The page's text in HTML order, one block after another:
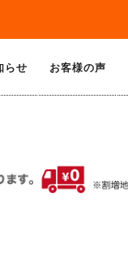
らせ お客様の声